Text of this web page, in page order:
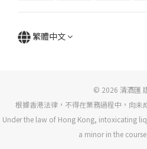
繁體中文
© 2026 清酒匯
根據香港法律，不得在業務過程中，向未
Under the law of Hong Kong, intoxicating
a minor in the